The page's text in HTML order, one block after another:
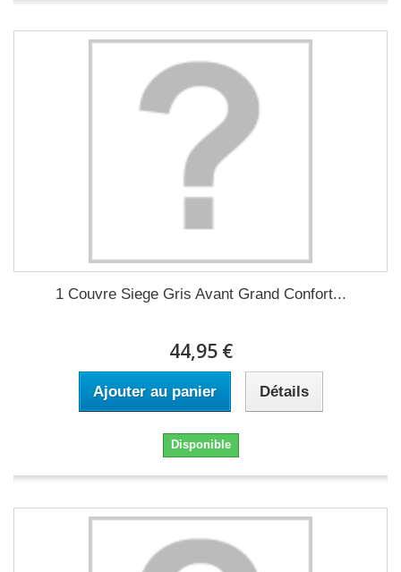
1 Couvre Siege Gris Avant Grand Confort...
44,95 €
Ajouter au panier Détails
Disponible